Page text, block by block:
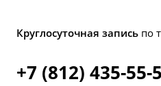
Круглосуточная запись по
+7 (812) 435-55-